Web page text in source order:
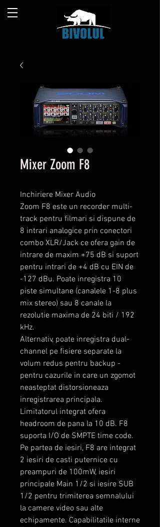
Mixer Zoom F8
Inchiriere Mixer Audio
Zoom F8 este un recorder multi-
track pentru filmari si dispune de
8 intrari analogice prin conectori
combo XLR/Jack ce ofera gain de
intrare de maxim +75 dB si suport
pentru intrari de +4 dB cu EIN de
-127 dBu. Poate inregistra 10
piste simultane (canalele 1-8 plus
mix stereo) sau 8 canale la
rezolutie maxima de 24 biti / 192
kHz.
Alternativ, poate inregistra dual-
channel pe fisiere separate la
volum redus pentru backup -
pentru cazurile in care un zgomot
neasteptat distorsioneaza
inregistrarea principala.
Limitatorul integrat ofera
headroom de pana la 10 dB. F8
suporta I/O de SMPTE time code.
Pe partea de iesiri, F8 are integrat
2 iesiri de casti puternice cu
preampuri de 100mW, iesiri
principale Main 1/2 si iesire SUB
1/2 pentru trimiterea semnalului
la camere video sau alte
echipamente. Capabilitatile interne